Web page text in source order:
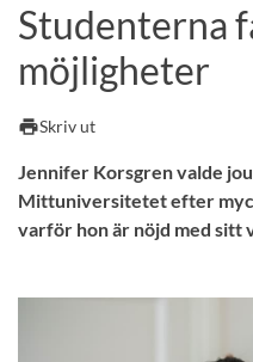
Andra söktjänster
Kurser och program
Lediga jobb
Studenterna
möjligheter
printSkriv ut
Jennifer Korsgren valde
Mittuniversitetet efter
varför hon är nöjd med sitt